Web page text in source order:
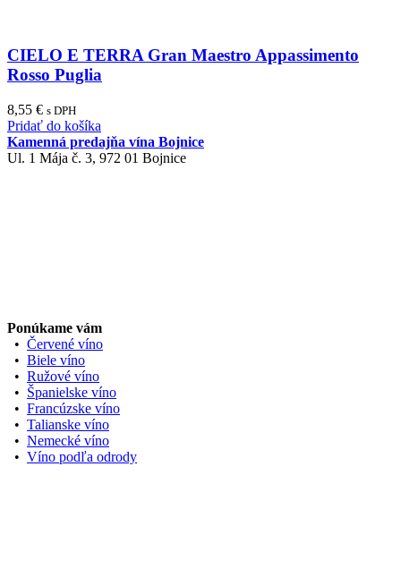
CIELO E TERRA Gran Maestro Appassimento
Rosso Puglia
8,55 € s DPH
Pridať do košíka
Kamenná predajňa vína Bojnice
Ul. 1 Mája č. 3, 972 01 Bojnice
Ponúkame vám
• Červené víno
• Biele víno
• Ružové víno
• Španielske víno
• Francúzske víno
• Talianske víno
• Nemecké víno
• Víno podľa odrody